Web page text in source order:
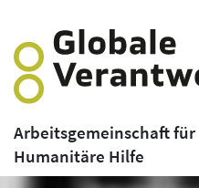
Arbeitsgemeinschaft
Humanitäre Hilfe